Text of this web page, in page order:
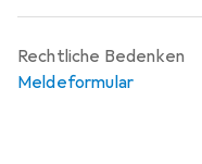
Rechtliche Bedenken
Meldeformular